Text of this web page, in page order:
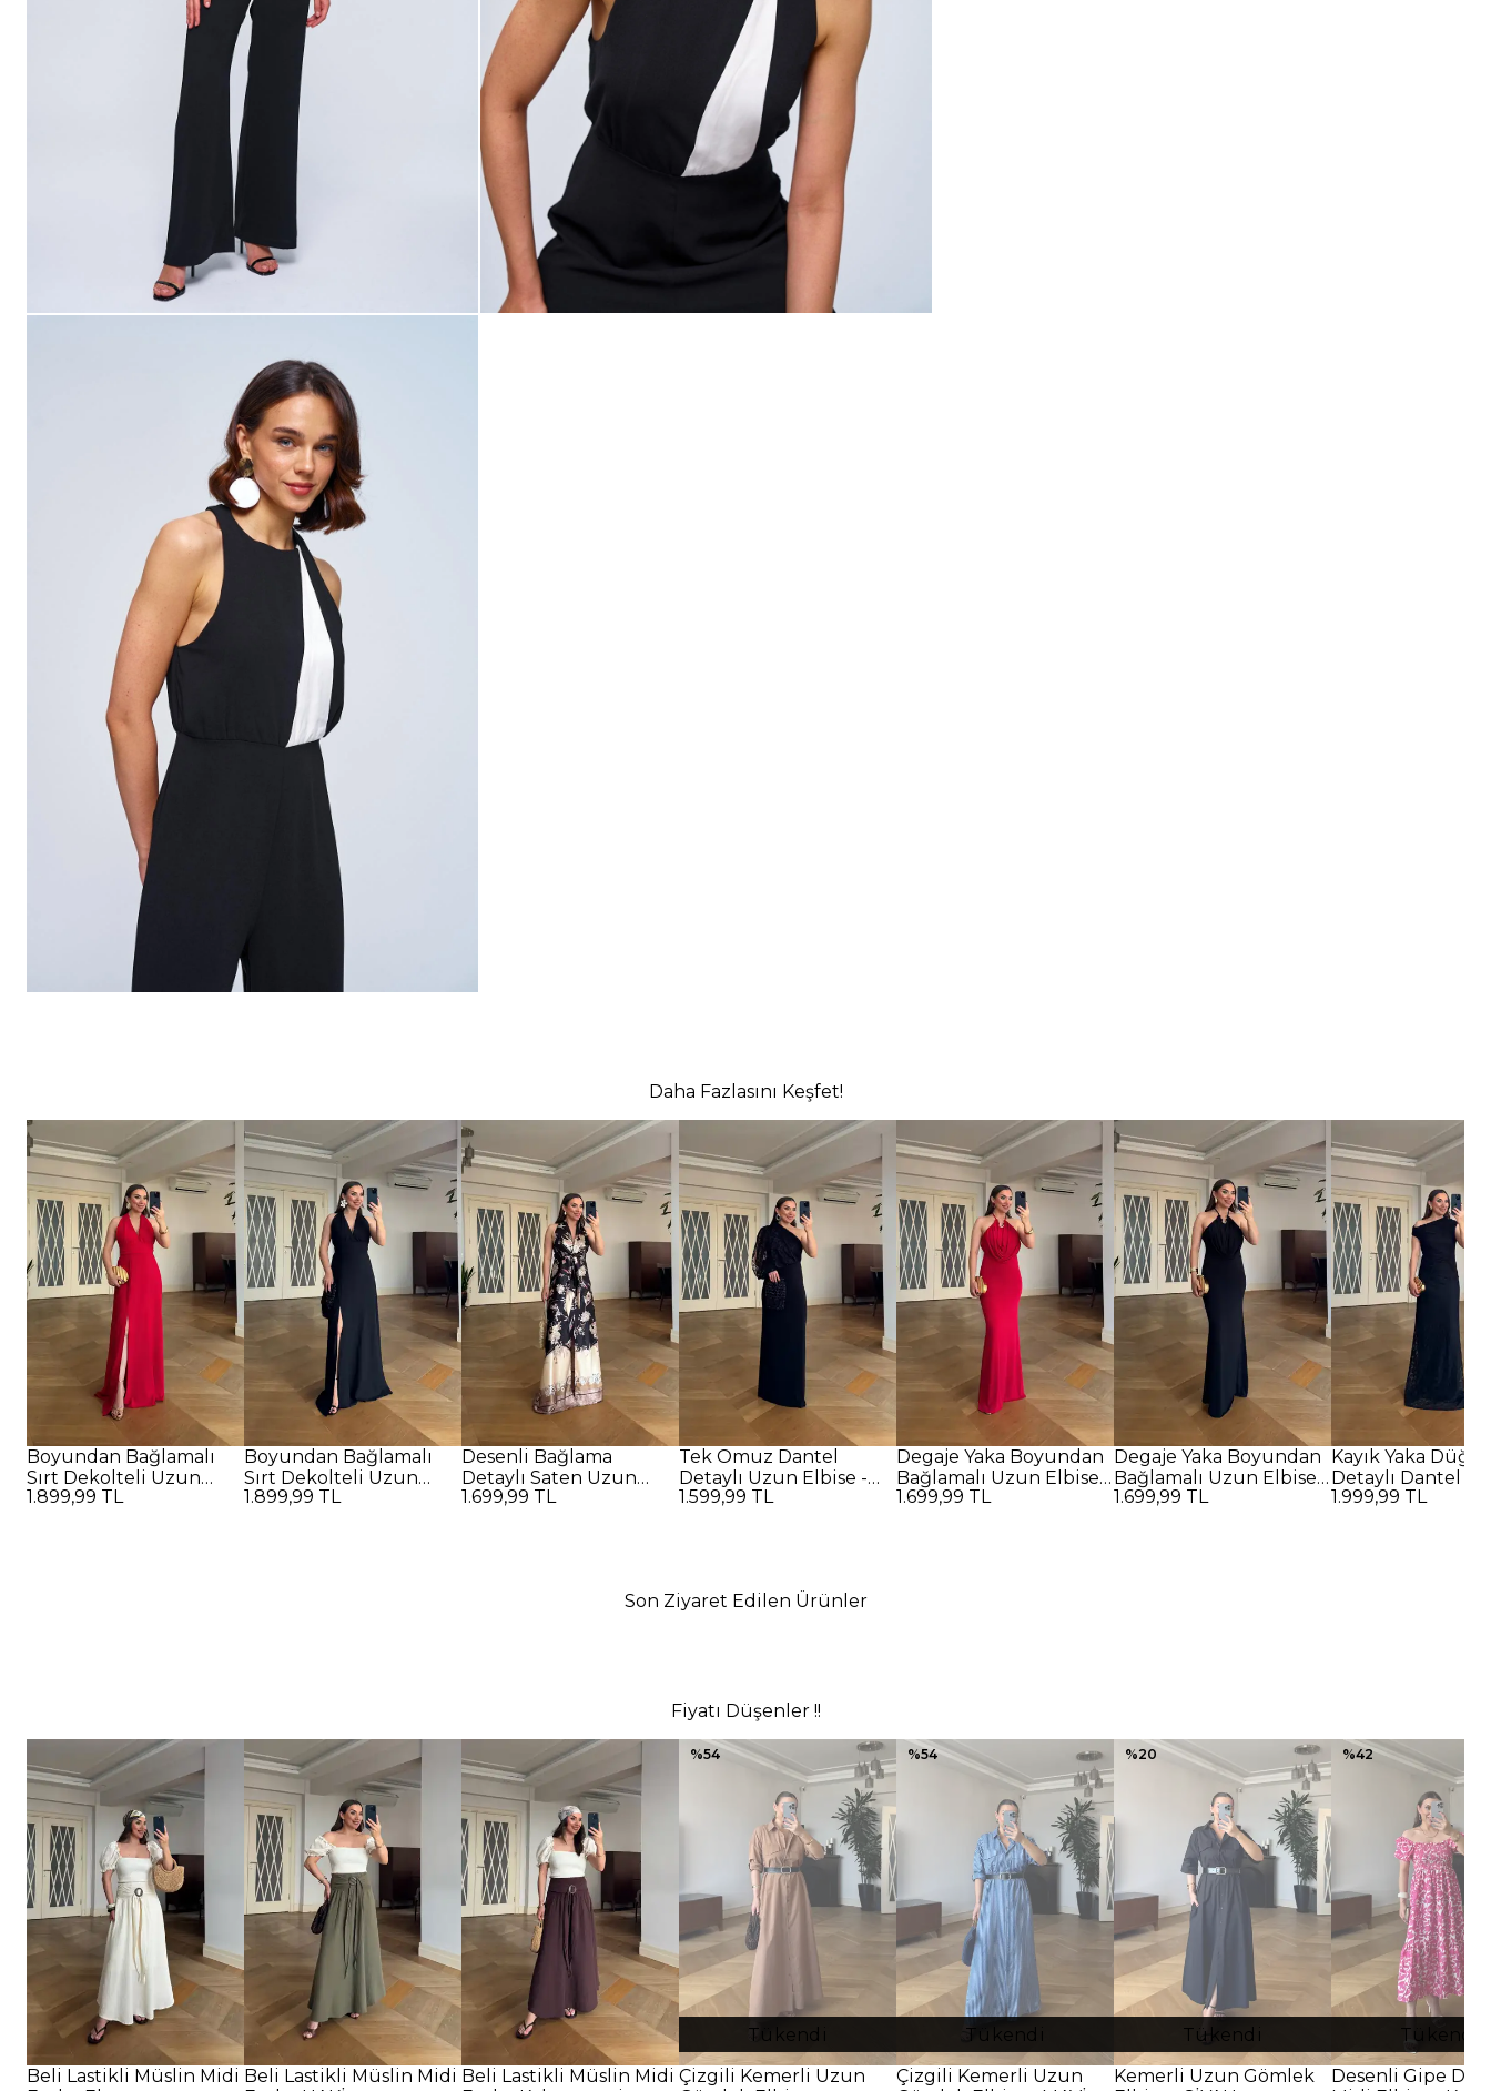
Daha Fazlasını Keşfet!
Boyundan Bağlamalı
Sırt Dekolteli Uzun
Elbise - Kırmızı
1.899,99 TL
Boyundan Bağlamalı
Sırt Dekolteli Uzun
Elbise - SİYAH
1.899,99 TL
Desenli Bağlama
Detaylı Saten Uzun
Elbise - SİYAH
1.699,99 TL
Tek Omuz Dantel
Detaylı Uzun Elbise -
SİYAH
1.599,99 TL
Degaje Yaka Boyundan
Bağlamalı Uzun Elbise -
Kırmızı
1.699,99 TL
Degaje Yaka Boyundan
Bağlamalı Uzun Elbise -
SİYAH
1.699,99 TL
Kayık Yaka
Detaylı Dantel
Elbise - SİYAH
1.999,99 TL
Son Ziyaret Edilen Ürünler
Fiyatı Düşenler !!
Beli Lastikli Müslin Midi Beli Lastikli Müslin Midi Beli Lastikli Müslin Midi
Tükendi
%54
Çizgili Kemerli Uzun
Tükendi
%54
Çizgili Kemerli Uzun
Tükendi
%20
Kemerli Uzun Gömlek
Tükendi
%42
Desenli Gipe